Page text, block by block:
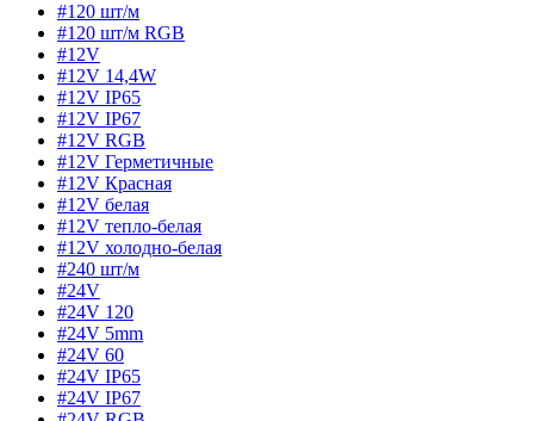
#120 шт/м
#120 шт/м RGB
#12V
#12V 14,4W
#12V IP65
#12V IP67
#12V RGB
#12V Герметичные
#12V Красная
#12V белая
#12V тепло-белая
#12V холодно-белая
#240 шт/м
#24V
#24V 120
#24V 5mm
#24V 60
#24V IP65
#24V IP67